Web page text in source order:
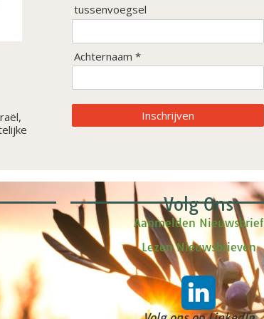
tussenvoegsel
Achternaam *
Inschrijven
Volg Ons
Aanmelden Nieuwsbrief
Lezen Nieuwsbrieven